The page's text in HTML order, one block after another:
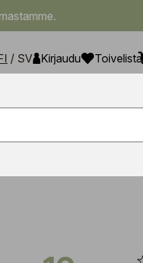
/ SV Kirjaudu Toivelista